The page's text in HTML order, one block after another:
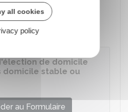
est acceptée,
d'élection de
de domicile
domicile stable ou
au Formulaire
all cookies
policy